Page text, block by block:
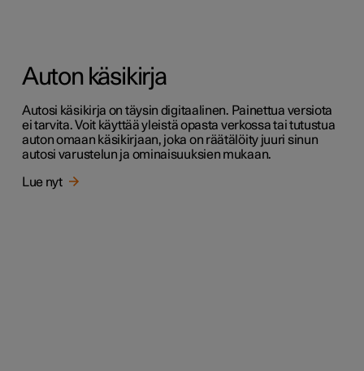
Auton käsikirja
Autosi käsikirja on täysin digitaalinen. Painettua versiota
ei tarvita. Voit käyttää yleistä opasta verkossa tai tutustua
auton omaan käsikirjaan, joka on räätälöity juuri sinun
autosi varustelun ja ominaisuuksien mukaan.
Lue nyt